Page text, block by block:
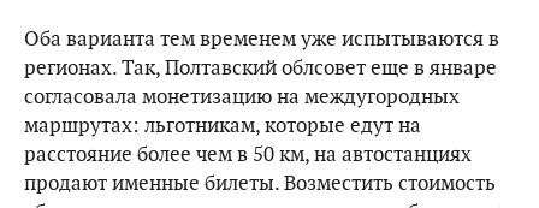
Оба варианта тем временем уже испытываются в
регионах. Так, Полтавский облсовет еще в январе
согласовала монетизацию на междугородных
маршрутах: льготникам, которые едут на
расстояние более чем в 50 км, на автостанциях
продают именные билеты. Возместить стоимость